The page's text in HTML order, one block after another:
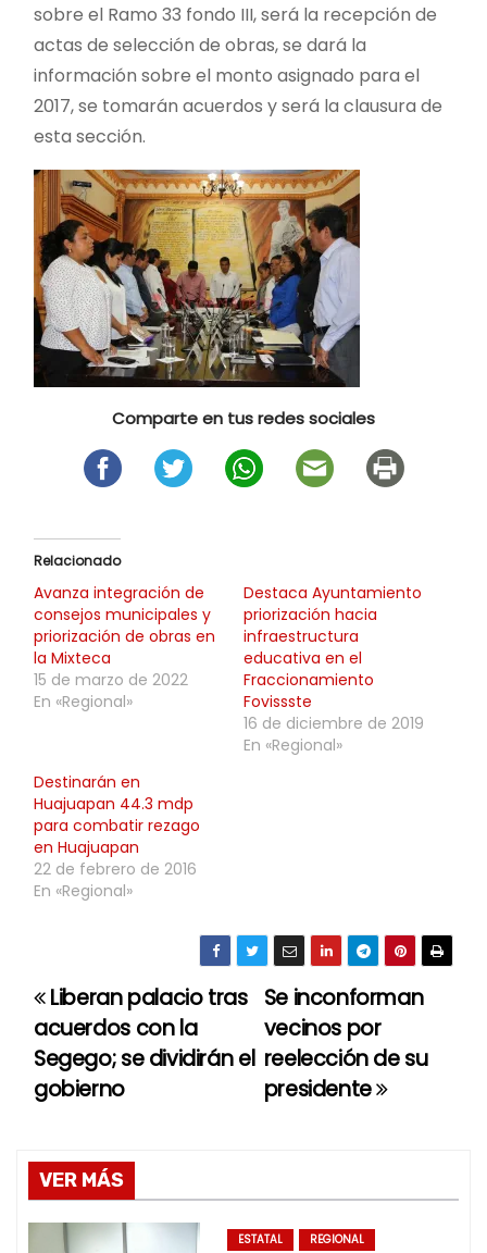
sobre el Ramo 33 fondo III, será la recepción de
actas de selección de obras, se dará la
información sobre el monto asignado para el
2017, se tomarán acuerdos y será la clausura de
esta sección.
Comparte en tus redes sociales
Relacionado
Avanza integración de
consejos municipales y
priorización de obras en
la Mixteca
15 de marzo de 2022
En «Regional»
Destaca Ayuntamiento
priorización hacia
infraestructura
educativa en el
Fraccionamiento
Fovissste
16 de diciembre de 2019
En «Regional»
Destinarán en
Huajuapan 44.3 mdp
para combatir rezago
en Huajuapan
22 de febrero de 2016
En «Regional»
N
a
v
g
a
Se inconforman
vecinos por
reelección de su
presidente
Liberan palacio tras
acuerdos con la
Segego; se dividirán el
gobierno
VER MÁS
ESTATAL REGIONAL